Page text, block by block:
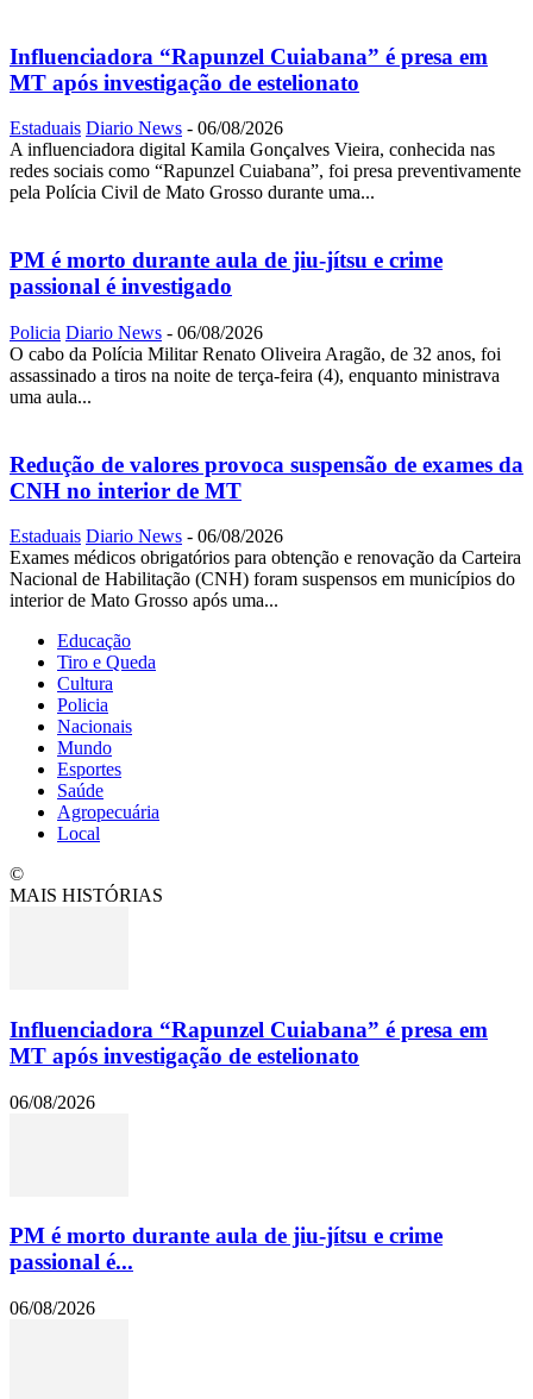
Influenciadora “Rapunzel Cuiabana” é presa em
MT após investigação de estelionato
Estaduais Diario News - 06/08/2026
A influenciadora digital Kamila Gonçalves Vieira, conhecida nas
redes sociais como “Rapunzel Cuiabana”, foi presa preventivamente
pela Polícia Civil de Mato Grosso durante uma...
PM é morto durante aula de jiu-jítsu e crime
passional é investigado
Policia Diario News - 06/08/2026
O cabo da Polícia Militar Renato Oliveira Aragão, de 32 anos, foi
assassinado a tiros na noite de terça-feira (4), enquanto ministrava
uma aula...
Redução de valores provoca suspensão de exames da
CNH no interior de MT
Estaduais Diario News - 06/08/2026
Exames médicos obrigatórios para obtenção e renovação da Carteira
Nacional de Habilitação (CNH) foram suspensos em municípios do
interior de Mato Grosso após uma...
Educação
Tiro e Queda
Cultura
Policia
Nacionais
Mundo
Esportes
Saúde
Agropecuária
Local
©
MAIS HISTÓRIAS
Influenciadora “Rapunzel Cuiabana” é presa em
MT após investigação de estelionato
06/08/2026
PM é morto durante aula de jiu-jítsu e crime
passional é...
06/08/2026